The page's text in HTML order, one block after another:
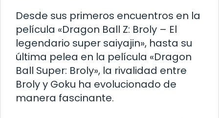
Desde sus primeros encuentros en la
película «Dragon Ball Z: Broly – El
legendario super saiyajin», hasta su
última pelea en la película «Dragon
Ball Super: Broly», la rivalidad entre
Broly y Goku ha evolucionado de
manera fascinante.